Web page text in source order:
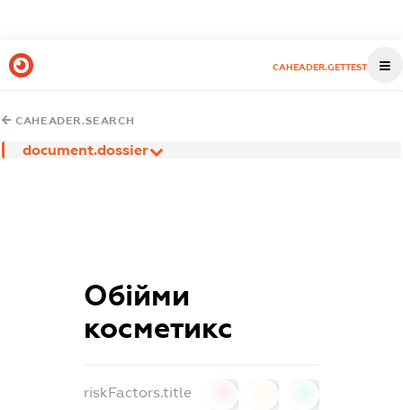
CAHEADER.GETTEST
CAHEADER.SEARCH
document.dossier
Обійми
косметикс
riskFactors.title